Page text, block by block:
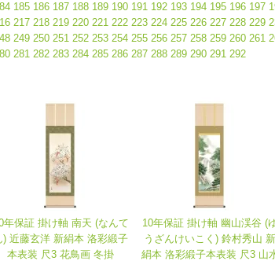
185 186 187 188 189 190 191 192 193 194 195 196 197
217 218 219 220 221 222 223 224 225 226 227 228 229
249 250 251 252 253 254 255 256 257 258 259 260 261
281 282 283 284 285 286 287 288 289 290 291 292
年保証 掛け軸 南天 (なんて
) 近藤玄洋 新絹本 洛彩緞子
本表装 尺3 花鳥画 冬掛
10年保証 掛け軸 幽山渓谷 (
うざんけいこく) 鈴村秀山 新
絹本 洛彩緞子本表装 尺3 山